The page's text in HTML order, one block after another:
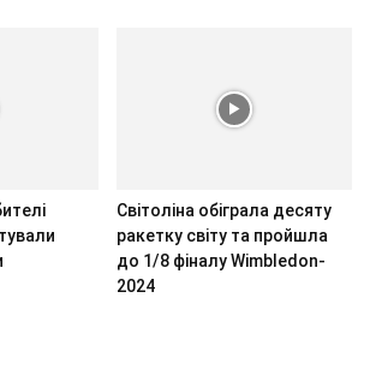
Світоліна обіграла десяту
ракетку світу та пройшла
до 1/8 фіналу Wimbledon-
2024